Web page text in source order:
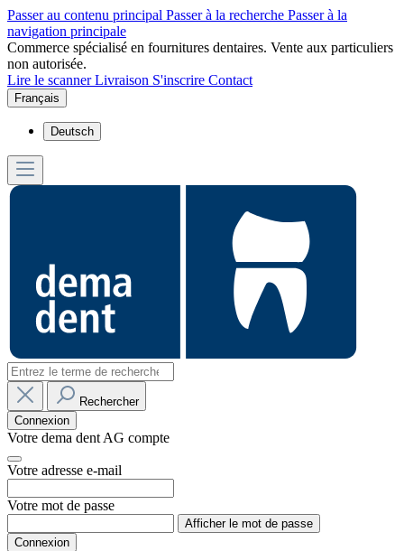
Passer au contenu principal Passer à la recherche Passer à la
navigation principale
Commerce spécialisé en fournitures dentaires. Vente aux particuliers
non autorisée.
Lire le scannerLivraison S'inscrire Contact
Français
Deutsch
Rechercher
Connexion
Votre dema dent AG compte
Votre adresse e-mail
Votre mot de passe
Afficher le mot de passe
Connexion